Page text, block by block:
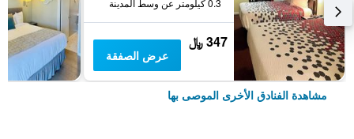
0.3 كيلومتر عن وسط المدينة
347 ﷼
عرض الصفقة
مشاهدة الفنادق الأخرى الموصى بها